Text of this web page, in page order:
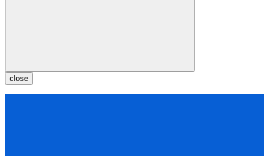
close